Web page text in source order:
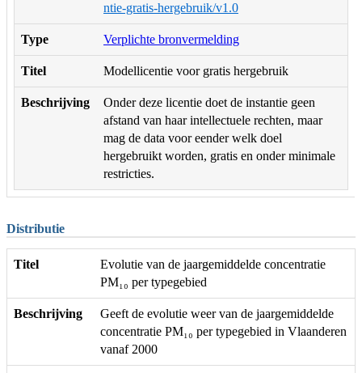
ntie-gratis-hergebruik/v1.0
Type Verplichte bronvermelding
Titel Modellicentie voor gratis hergebruik
Beschrijving
Onder deze licentie doet de instantie geen
afstand van haar intellectuele rechten, maar
mag de data voor eender welk doel
hergebruikt worden, gratis en onder minimale
restricties.
Distributie
Titel
Evolutie van de jaargemiddelde concentratie
PM₁₀ per typegebied
Beschrijving
Geeft de evolutie weer van de jaargemiddelde
concentratie PM₁₀ per typegebied in Vlaanderen
vanaf 2000